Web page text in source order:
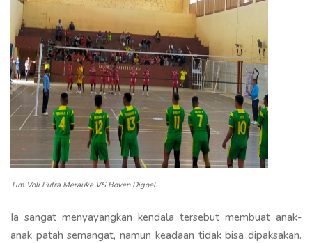
Tim Voli Putra Merauke VS Boven Digoel.
Ia sangat menyayangkan kendala tersebut membuat anak-
anak patah semangat, namun keadaan tidak bisa dipaksakan.